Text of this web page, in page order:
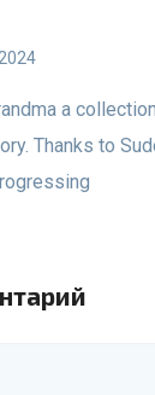
Thanks to